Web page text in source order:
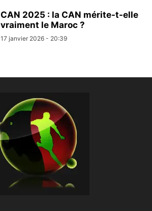
CAN 2025 : la CAN mérite-t-elle
vraiment le Maroc ?
17 janvier 2026 - 20:39